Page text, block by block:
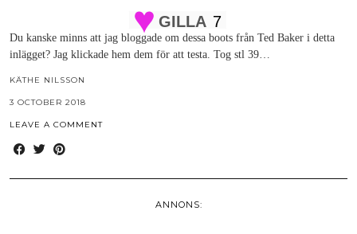
GILLA 7
Du kanske minns att jag bloggade om dessa boots från Ted Baker i detta
inlägget? Jag klickade hem dem för att testa. Tog stl 39…
KÄTHE NILSSON
3 OCTOBER 2018
LEAVE A COMMENT
ANNONS: